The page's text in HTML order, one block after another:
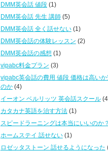
DMM英会話 値段(1)
DMM英会話 先生 講師(5)
DMM英会話 全く話せない(1)
DMM英会話の体験レッスン (2)
DMM英会話の感想 (1)
vipabc料金プラン (3)
vipabc英会話の費用 値段 価格は高い
のか(4)
イーオン ベルリッツ 英会話スクール
カタカナ英語を治す方法(1)
スピードラーニングは本当にいいのか？
ホームステイ 話せない(1)
ロゼッタストーン 話せるようになった